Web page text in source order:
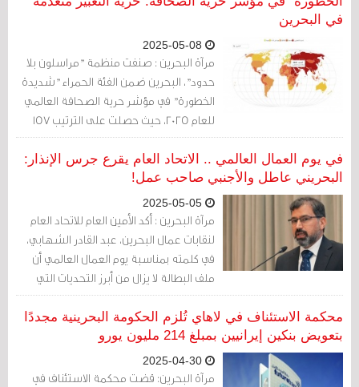
في البحرين
مرآة البحرين : صنفت منظمة "مراسلون بلا
حدود"، البحرين ضمن الفئة الحمراء "شديدة
الخطورة" في مؤشر حرية الصحافة العالمي
للعام 2025، حيث حصلت على الترتيب 157
وتسبقها السودان واليمن وليبيا والصومال.
في يوم العمال العالمي .. الاتحاد العام يقرع جرس الإنذار:
البحريني عاطل والأجنبي صاحب عمل!
مرآة البحرين : أكد الأمين العام للاتحاد العام
لنقابات عمال البحرين، عبد القادر الشهابي،
في كلمته بمناسبة يوم العمال العالمي أن
ملف البطالة لا يزال من أبرز التحديات التي
تواجه المجتمع البحريني، منتقدًا غياب
التجاوب مع فرص وزارة العمل لافتقارها
لشروط العمل الكريم والمستدام، في وقت
عامل أجنبي برواتب تفوق 700 دينار.
محكمة الاستئناف في لاهاي تُلزم الحكومة البحرينية مجددًا
بتعويض بنكين إيرانيين بمبلغ 214 مليون يورو
مرآة البحرين: قضت محكمة الاستئناف في